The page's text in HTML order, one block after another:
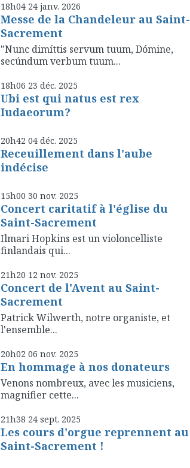
18h04 24 janv. 2026
Messe de la Chandeleur au Saint-
Sacrement
"Nunc dimíttis servum tuum, Dómine,
secúndum verbum tuum...
18h06 23 déc. 2025
Ubi est qui natus est rex
Iudaeorum?
20h42 04 déc. 2025
Receuillement dans l'aube
indécise
15h00 30 nov. 2025
Concert caritatif à l'église du
Saint-Sacrement
Ilmari Hopkins est un violoncelliste
finlandais qui...
21h20 12 nov. 2025
Concert de l'Avent au Saint-
Sacrement
Patrick Wilwerth, notre organiste, et
l'ensemble...
20h02 06 nov. 2025
En hommage à nos donateurs
Venons nombreux, avec les musiciens,
magnifier cette...
21h38 24 sept. 2025
Les cours d'orgue reprennent au
Saint-Sacrement !